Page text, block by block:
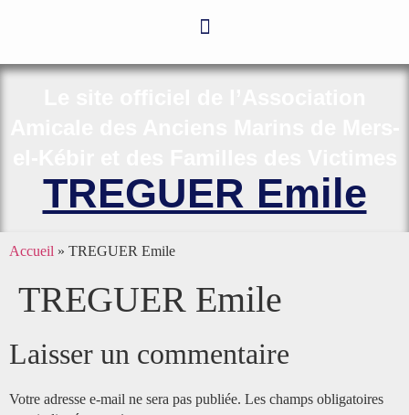
TREGUER Emile
Accueil » TREGUER Emile
TREGUER Emile
Laisser un commentaire
Votre adresse e-mail ne sera pas publiée. Les champs obligatoires